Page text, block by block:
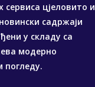
сервиса цјеловито и
садржаји
у складу са
модерно
погледу.